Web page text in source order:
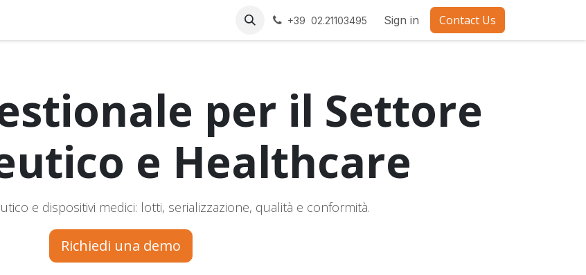
Jobs +39 02.21103495 Sign in Contact Us
per il Settore
e Healthcare
e dispositivi medici: lotti, serializzazione, qualità e conformità.
Richiedi una demo